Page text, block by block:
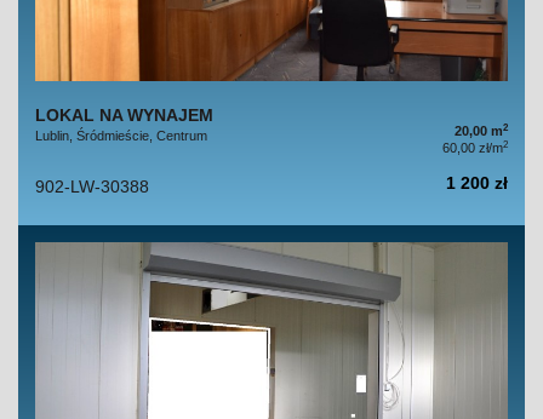
LOKAL NA WYNAJEM
Lublin, Śródmieście, Centrum 20,00 m2
60,00 zł/m2
902-LW-30388 1 200 zł